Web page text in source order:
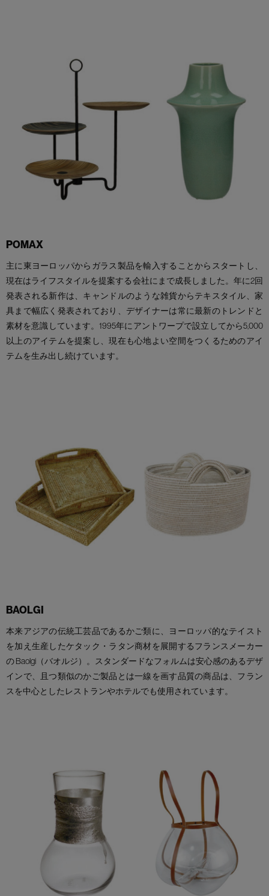
POMAX
主に東ヨーロッパからガラス製品を輸入することからスタートし、
現在はライフスタイルを提案する会社にまで成長しました。年に2回
発表される新作は、キャンドルのような雑貨からテキスタイル、家
具まで幅広く発表されており、デザイナーは常に最新のトレンドと
素材を意識しています。1995年にアントワープで設立してから5,000
以上のアイテムを提案し、現在も心地よい空間をつくるためのアイ
テムを生み出し続けています。
BAOLGI
本来アジアの伝統工芸品であるかご類に、ヨーロッパ的なテイスト
を加え生産したケタック・ラタン商材を展開するフランスメーカー
の Baolgi（バオルジ）。スタンダードなフォルムは安心感のあるデザ
インで、且つ類似のかご製品とは一線を画す品質の商品は、フラン
スを中心としたレストランやホテルでも使用されています。